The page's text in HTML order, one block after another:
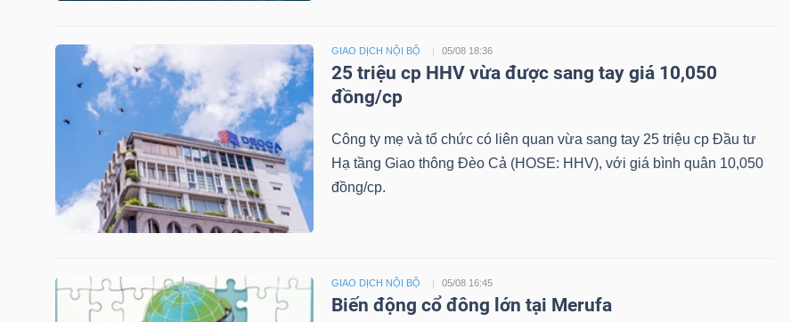
GIAO DỊCH NỘI BỘ 05/08 18:36
25 triệu cp HHV vừa được sang tay giá 10,050
đồng/cp
Công ty mẹ và tổ chức có liên quan vừa sang tay 25 triệu cp Đầu tư
Hạ tầng Giao thông Đèo Cả (HOSE: HHV), với giá bình quân 10,050
đồng/cp.
GIAO DỊCH NỘI BỘ 05/08 16:45
Biến động cổ đông lớn tại Merufa
NGHIỆP
KHÔNG